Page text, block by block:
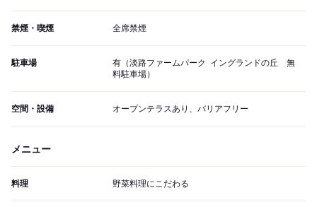
禁煙・喫煙 全席禁煙
駐車場
有（淡路ファームパーク イングランドの丘 無
料駐車場）
空間・設備 オープンテラスあり、バリアフリー
メニュー
料理 野菜料理にこだわる